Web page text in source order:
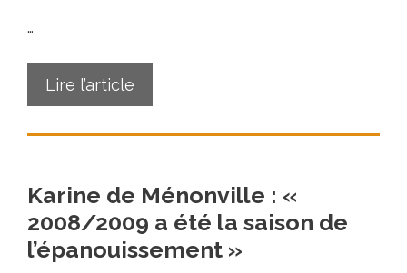
…
Lire l’article
Karine de Ménonville : «
2008/2009 a été la saison de
l’épanouissement »